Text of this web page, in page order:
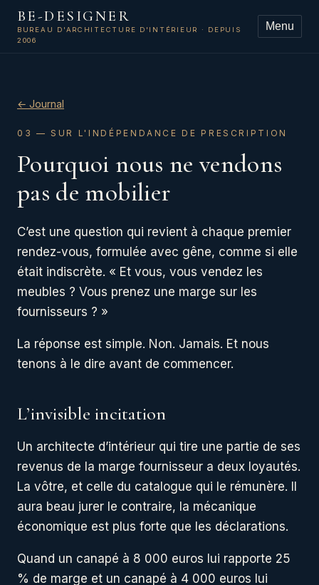
BE-DESIGNER
BUREAU D'ARCHITECTURE D'INTÉRIEUR · DEPUIS
2006
Menu
← Journal
03 — SUR L'INDÉPENDANCE DE PRESCRIPTION
Pourquoi nous ne vendons
pas de mobilier
C’est une question qui revient à chaque premier
rendez-vous, formulée avec gêne, comme si elle
était indiscrète. « Et vous, vous vendez les
meubles ? Vous prenez une marge sur les
fournisseurs ? »
La réponse est simple. Non. Jamais. Et nous
tenons à le dire avant de commencer.
L’invisible incitation
Un architecte d’intérieur qui tire une partie de ses
revenus de la marge fournisseur a deux loyautés.
La vôtre, et celle du catalogue qui le rémunère. Il
aura beau jurer le contraire, la mécanique
économique est plus forte que les déclarations.
Quand un canapé à 8 000 euros lui rapporte 25
% de marge et un canapé à 4 000 euros lui